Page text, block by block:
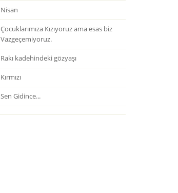
Nisan
Çocuklarımıza Kızıyoruz ama esas biz
Vazgeçemiyoruz.
Rakı kadehindeki gözyaşı
Kırmızı
Sen Gidince...